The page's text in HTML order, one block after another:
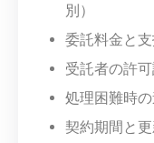
別）
委託料金と
受託者の許
処理困難時
契約期間と